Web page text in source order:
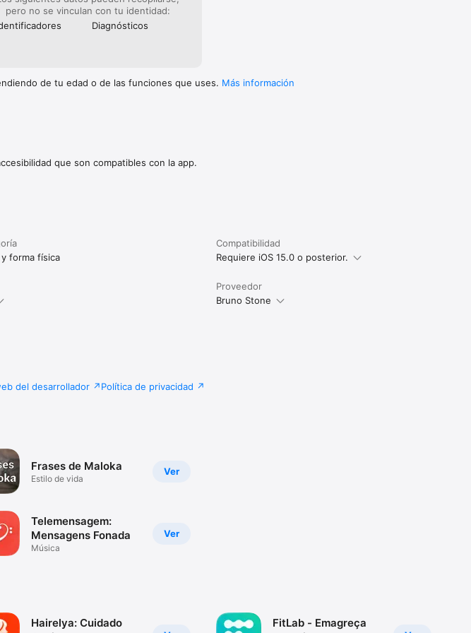
pero no se vinculan con tu identidad:
Diagnósticos
de tu edad o de las funciones que uses. Más información
que son compatibles con la app.
y forma física
Compatibilidad
Requiere iOS 15.0 o posterior.
Proveedor
Bruno Stone
del desarrollador Política de privacidad
Ver
Frases de Maloka
Estilo de vida
Ver
Telemensagem:
Mensagens Fonada
Música
Hairelya: Cuidado
FitLab - Emagreça